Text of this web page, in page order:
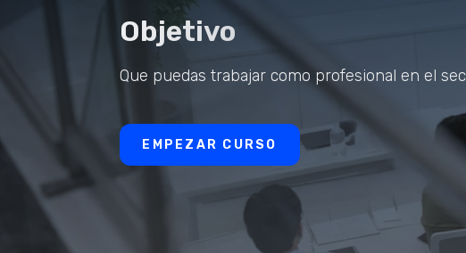
Objetivo
Que puedas trabajar como profesional en el
EMPEZAR CURSO